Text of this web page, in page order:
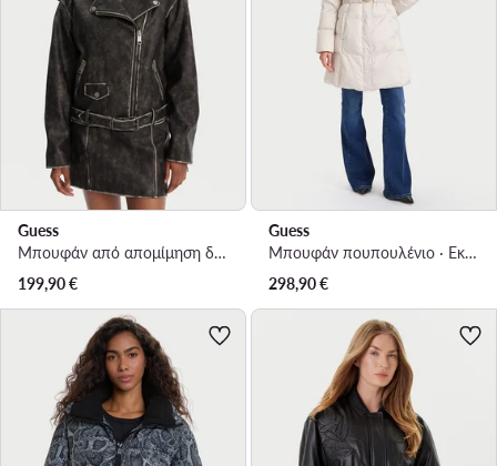
Guess
Μπουφάν από απομίμηση δέρματος · Γκρι
199,90€
Guess
Μπουφάν πουπουλένιο · Εκρού
298,90€